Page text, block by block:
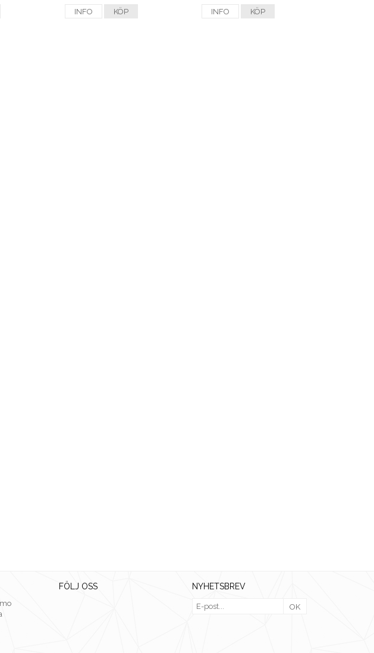
INFO KÖP INFO KÖP
FÖLJ OSS NYHETSBREV
OK